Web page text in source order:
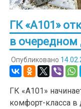
ГК «А101»
в
Опубликовано
ГК «А101»
комфорт-класса